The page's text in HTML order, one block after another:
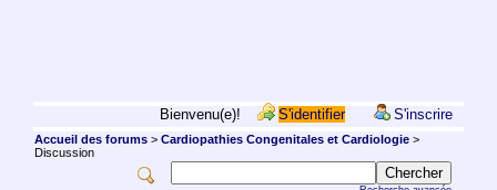
Bienvenu(e)! S'identifier S'inscrire
Accueil des forums> Cardiopathies Congenitales et Cardiologie>
Discussion